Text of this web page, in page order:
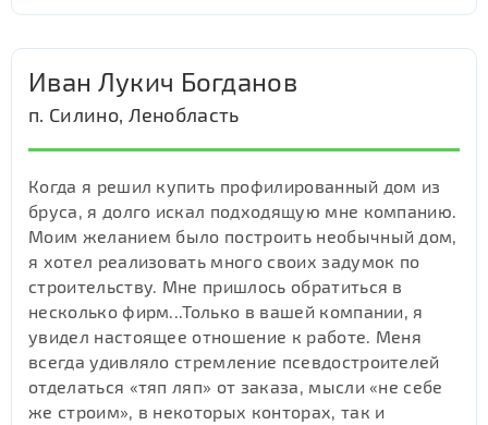
Иван Лукич Богданов
п. Силино, Ленобласть
Когда я решил купить профилированный дом из
бруса, я долго искал подходящую мне компанию.
Моим желанием было построить необычный дом,
я хотел реализовать много своих задумок по
строительству. Мне пришлось обратиться в
несколько фирм...Только в вашей компании, я
увидел настоящее отношение к работе. Меня
всегда удивляло стремление псевдостроителей
отделаться «тяп ляп» от заказа, мысли «не себе
же строим», в некоторых конторах, так и